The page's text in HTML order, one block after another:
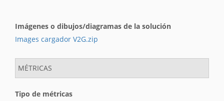
Imágenes o dibujos/diagramas de la solución
Images cargador V2G.zip
MÉTRICAS
Tipo de métricas